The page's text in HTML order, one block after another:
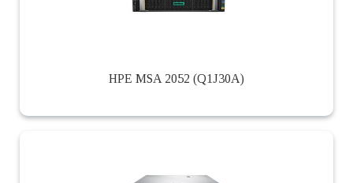
HPE MSA 2052 (Q1J30A)